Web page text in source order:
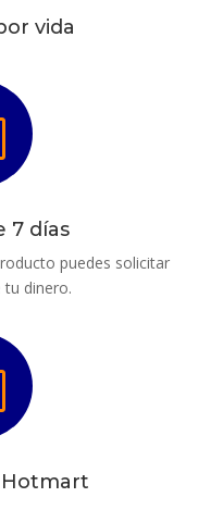
vida
7 días
puedes solicitar
tu dinero.
Hotmart